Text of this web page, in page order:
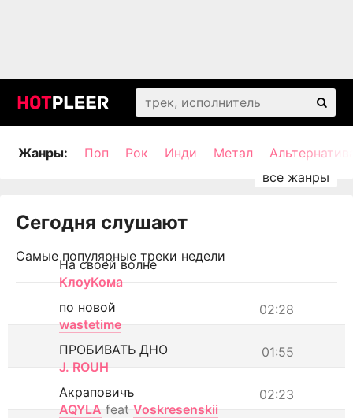
Жанры: Поп Рок Инди Метал
Сегодня слушают
Самые популярные треки недели
На своей волне
КлоуКома
02:28
по новой
wastetime
01:55
ПРОБИВАТЬ ДНО
J. ROUH
02:23
Акраповичъ
AQYLA feat Voskresenskii